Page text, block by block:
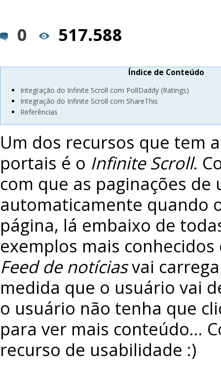
0 517.588
Índice de Conteúdo
Integração do Infinite Scroll com PollDaddy (Ratings)
Integração do Infinite Scroll com ShareThis
Referências
Um dos recursos que tem
portais é o Infinite Scroll.
com que as paginações
automaticamente quando
página, lá embaixo de
exemplos mais
Feed de notíciasvai
medida que o usuário vai
o usuário não tenha que
para ver mais conteúdo…
recurso de usabilidade :)